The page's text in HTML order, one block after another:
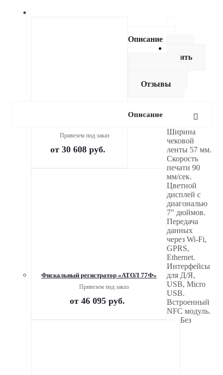
Привезем под заказ
от 30 608 руб.
Фискальный регистратор «АТОЛ 77Ф»
Привезем под заказ
от 46 095 руб.
Описание
купить
Отзывы
Описание
Ширина
чековой
ленты 57 мм.
Скорость
печати 90
мм/сек.
Цветной
дисплей с
диагональю
7" дюймов.
Передача
данных
через Wi-Fi,
GPRS,
Ethernet.
Интерфейсы
для Д/Я,
USB, Micro
USB.
Встроенный
NFC модуль.
Без